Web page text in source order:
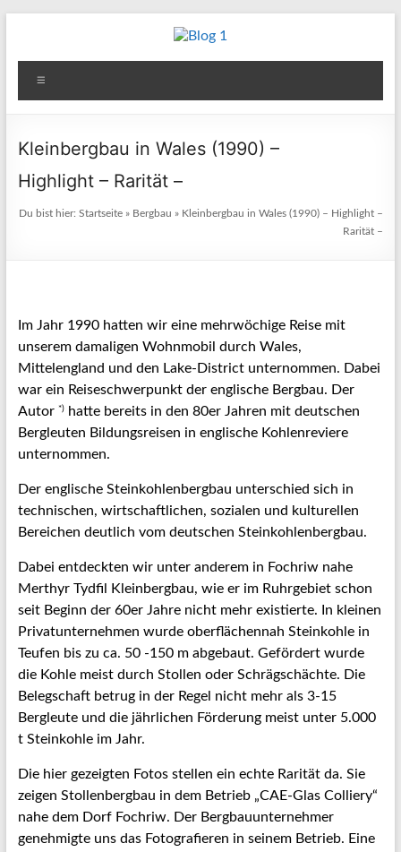
Blog
1
Reisen
Berichte
–
Kleinbergbau in Wales (1990) –
Highlight – Rarität –
Du bist hier:Startseite » Bergbau » Kleinbergbau in Wales (1990) – Highlight –
Rarität –
Im Jahr 1990 hatten wir eine mehrwöchige Reise mit
unserem damaligen Wohnmobil durch Wales,
Mittelengland und den Lake-District unternommen. Dabei
war ein Reiseschwerpunkt der englische Bergbau. Der
Autor *)hatte bereits in den 80er Jahren mit deutschen
Bergleuten Bildungsreisen in englische Kohlenreviere
unternommen.
Der englische Steinkohlenbergbau unterschied sich in
technischen, wirtschaftlichen, sozialen und kulturellen
Bereichen deutlich vom deutschen Steinkohlenbergbau.
Dabei entdeckten wir unter anderem in Fochriw nahe
Merthyr Tydfil Kleinbergbau, wie er im Ruhrgebiet schon
seit Beginn der 60er Jahre nicht mehr existierte. In kleinen
Privatunternehmen wurde oberflächennah Steinkohle in
Teufen bis zu ca. 50 -150 m abgebaut. Gefördert wurde
die Kohle meist durch Stollen oder Schrägschächte. Die
Belegschaft betrug in der Regel nicht mehr als 3-15
Bergleute und die jährlichen Förderung meist unter 5.000
t Steinkohle im Jahr.
Die hier gezeigten Fotos stellen ein echte Rarität da. Sie
zeigen Stollenbergbau in dem Betrieb „CAE-Glas Colliery“
nahe dem Dorf Fochriw. Der Bergbauunternehmer
genehmigte uns das Fotografieren in seinem Betrieb. Eine